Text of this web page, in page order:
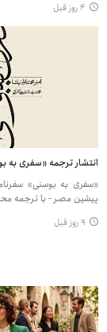
۴ روز قبل
انتشار ترجمه «سفری به
«سفری به بوسنی»
پیشین مصر - با ترجمه
۹ روز قبل